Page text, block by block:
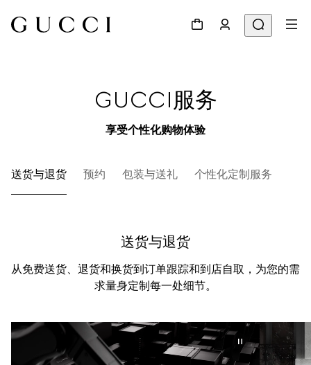
GUCCI服务
享受个性化购物体验
送货与退货 预约 包装与送礼 个性化定制服务
送货与退货
从免费送货、退货和换货到订单跟踪和到店自取，为您的需
求量身定制每一处细节。